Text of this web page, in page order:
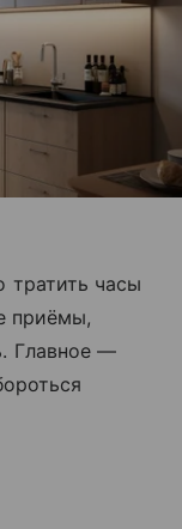
тратить часы
приёмы,
Главное —